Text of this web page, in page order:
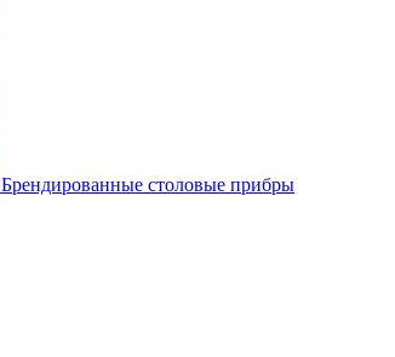
Брендированные столовые прибры